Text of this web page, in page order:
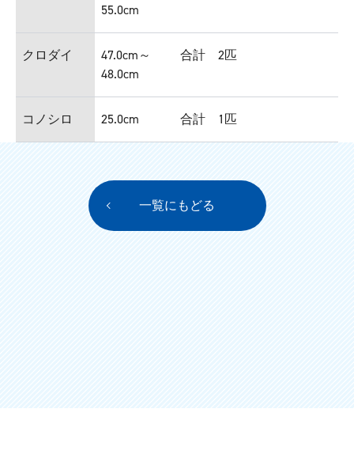
55.0cm
クロダイ
47.0cm～
48.0cm
合計 2匹
コノシロ 25.0cm 合計 1匹
一覧にもどる